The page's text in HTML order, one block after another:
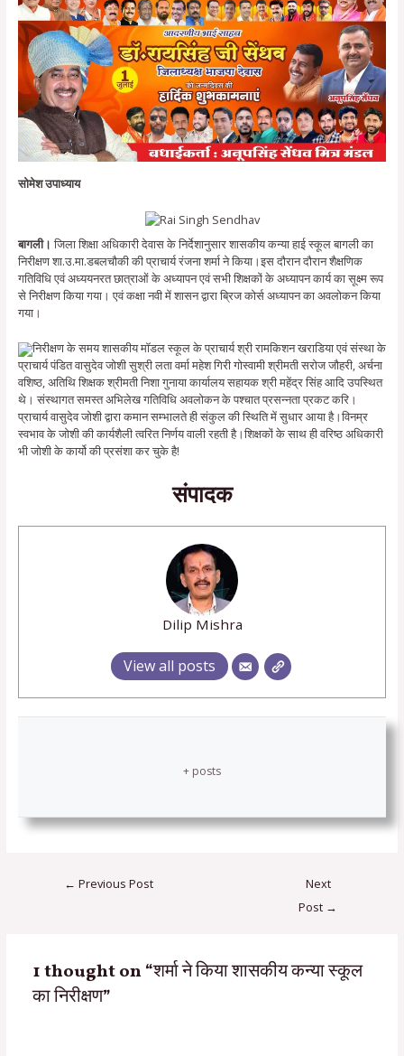
सोमेश उपाध्याय
बागली। जिला शिक्षा अधिकारी देवास के निर्देशानुसार शासकीय कन्या हाई स्कूल बागली का
निरीक्षण शा.उ.मा.डबलचौकी की प्राचार्य रंजना शर्मा ने किया।इस दौरान दौरान शैक्षणिक
गतिविधि एवं अध्ययनरत छात्राओं के अध्यापन एवं सभी शिक्षकों के अध्यापन कार्य का सूक्ष्म रूप
से निरीक्षण किया गया। एवं कक्षा नवी में शासन द्वारा ब्रिज कोर्स अध्यापन का अवलोकन किया
गया।
निरीक्षण के समय शासकीय मॉडल स्कूल के प्राचार्य श्री रामकिशन खराडिया एवं संस्था के
प्राचार्य पंडित वासुदेव जोशी सुश्री लता वर्मा महेश गिरी गोस्वामी श्रीमती सरोज जौहरी, अर्चना
वशिष्ठ, अतिथि शिक्षक श्रीमती निशा गुनाया कार्यालय सहायक श्री महेंद्र सिंह आदि उपस्थित
थे। संस्थागत समस्त अभिलेख गतिविधि अवलोकन के पश्चात प्रसन्नता प्रकट करि।
प्राचार्य वासुदेव जोशी द्वारा कमान सम्भालते ही संकुल की स्थिति में सुधार आया है।विनम्र
स्वभाव के जोशी की कार्यशैली त्वरित निर्णय वाली रहती है।शिक्षकों के साथ ही वरिष्ठ अधिकारी
भी जोशी के कार्यो की प्रसंशा कर चुके है!
संपादक
Dilip Mishra
View all posts
+ posts
← Previous Post
Next
Post →
1 thought on “शर्मा ने किया शासकीय कन्या स्कूल
का निरीक्षण”